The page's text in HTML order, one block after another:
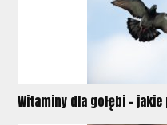
Witaminy dla gołębi –